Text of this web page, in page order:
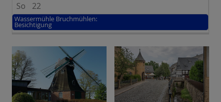
So 22
Wassermühle Bruchmühlen:
Besichtigung